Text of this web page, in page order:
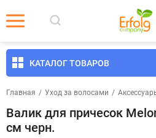
КАТАЛОГ ТОВАРОВ
Главная / Уход за волосами /
Валик для причесок
см черн.